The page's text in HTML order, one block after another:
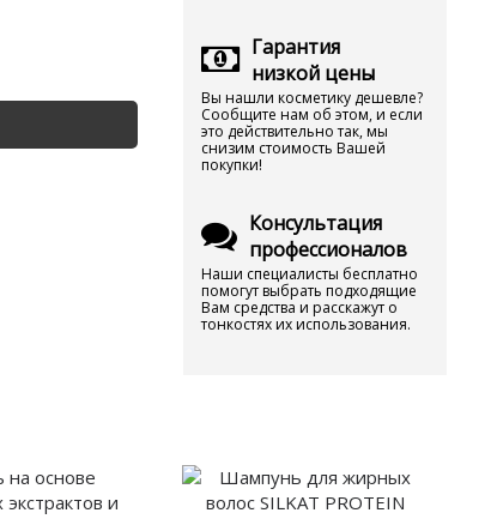
Гарантия
низкой цены
Вы нашли косметику дешевле?
Сообщите нам об этом, и если
это действительно так, мы
снизим стоимость Вашей
покупки!
Консультация
профессионалов
Наши специалисты бесплатно
помогут выбрать подходящие
Вам средства и расскажут о
тонкостях их использования.